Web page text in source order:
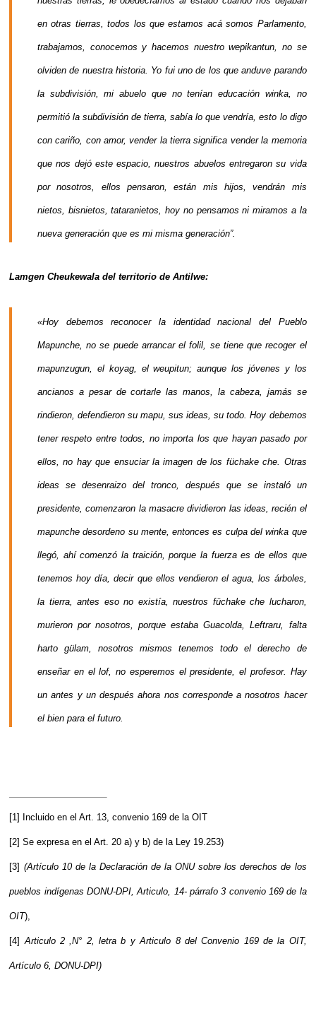
en otras tierras, todos los que estamos acá somos Parlamento,
trabajamos, conocemos y hacemos nuestro wepikantun, no se
olviden de nuestra historia. Yo fui uno de los que anduve parando
la subdivisión, mi abuelo que no tenían educación winka, no
permitió la subdivisión de tierra, sabía lo que vendría, esto lo digo
con cariño, con amor, vender la tierra significa vender la memoria
que nos dejó este espacio, nuestros abuelos entregaron su vida
por nosotros, ellos pensaron, están mis hijos, vendrán mis
nietos, bisnietos, tataranietos, hoy no pensamos ni miramos a la
nueva generación que es mi misma generación”.
Lamgen Cheukewala del territorio de Antilwe:
«Hoy debemos reconocer la identidad nacional del Pueblo
Mapunche, no se puede arrancar el folil, se tiene que recoger el
mapunzugun, el koyag, el weupitun; aunque los jóvenes y los
ancianos a pesar de cortarle las manos, la cabeza, jamás se
rindieron, defendieron su mapu, sus ideas, su todo. Hoy debemos
tener respeto entre todos, no importa los que hayan pasado por
ellos, no hay que ensuciar la imagen de los füchake che. Otras
ideas se desenraizo del tronco, después que se instaló un
presidente, comenzaron la masacre dividieron las ideas, recién el
mapunche desordeno su mente, entonces es culpa del winka que
llegó, ahí comenzó la traición, porque la fuerza es de ellos que
tenemos hoy día, decir que ellos vendieron el agua, los árboles,
la tierra, antes eso no existía, nuestros füchake che lucharon,
murieron por nosotros, porque estaba Guacolda, Leftraru, falta
harto gülam, nosotros mismos tenemos todo el derecho de
enseñar en el lof, no esperemos el presidente, el profesor. Hay
un antes y un después ahora nos corresponde a nosotros hacer
el bien para el futuro.
[1] Incluido en el Art. 13, convenio 169 de la OIT
[2] Se expresa en el Art. 20 a) y b) de la Ley 19.253)
[3] (Artículo 10 de la Declaración de la ONU sobre los derechos de los
pueblos indígenas DONU-DPI, Articulo, 14- párrafo 3 convenio 169 de la
OIT),
[4] Articulo 2 ,N° 2, letra b y Articulo 8 del Convenio 169 de la OIT,
Artículo 6, DONU-DPI)